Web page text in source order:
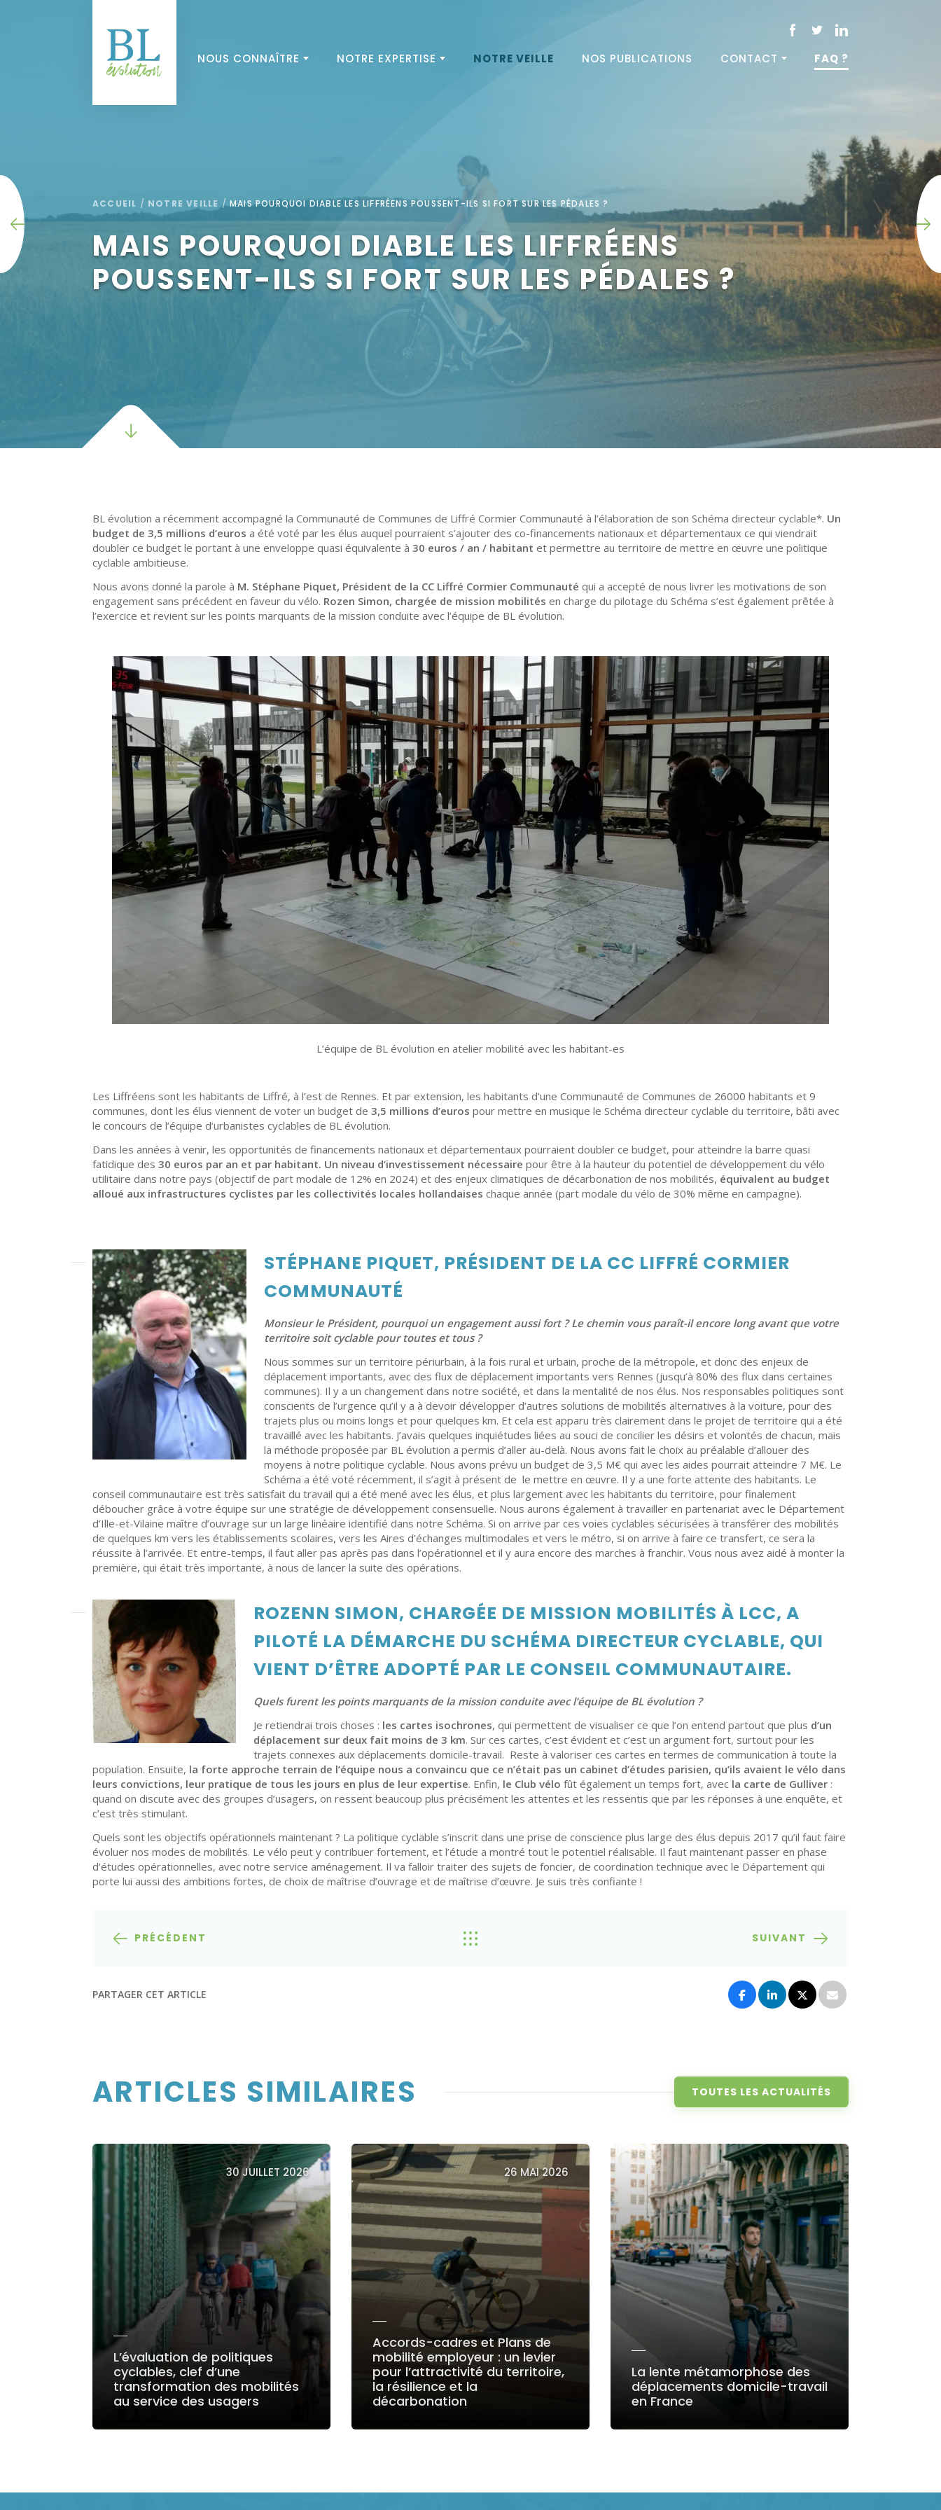
NOUS CONNAÎTRE NOTRE EXPERTISE NOTRE VEILLE NOS PUBLICATIONS CONTACT FAQ ?
ACCUEIL / NOTRE VEILLE /MAIS POURQUOI DIABLE LES LIFFRÉENS POUSSENT-ILS SI FORT SUR LES PÉDALES ?
MAIS POURQUOI DIABLE LES LIFFRÉENS
POUSSENT-ILS SI FORT SUR LES PÉDALES ?
BL évolution a récemment accompagné la Communauté de Communes de Liffré Cormier Communauté à l’élaboration de son Schéma directeur cyclable*. Un
budget de 3,5 millions d’euros a été voté par les élus auquel pourraient s’ajouter des co-financements nationaux et départementaux ce qui viendrait
doubler ce budget le portant à une enveloppe quasi équivalente à 30 euros / an / habitant et permettre au territoire de mettre en œuvre une politique
cyclable ambitieuse.
Nous avons donné la parole à M. Stéphane Piquet, Président de la CC Liffré Cormier Communauté qui a accepté de nous livrer les motivations de son
engagement sans précédent en faveur du vélo. Rozen Simon, chargée de mission mobilités en charge du pilotage du Schéma s’est également prêtée à
l’exercice et revient sur les points marquants de la mission conduite avec l’équipe de BL évolution.
L’équipe de BL évolution en atelier mobilité avec les habitant-es
Les Liffréens sont les habitants de Liffré, à l’est de Rennes. Et par extension, les habitants d’une Communauté de Communes de 26000 habitants et 9
communes, dont les élus viennent de voter un budget de 3,5 millions d’euros pour mettre en musique le Schéma directeur cyclable du territoire, bâti avec
le concours de l’équipe d’urbanistes cyclables de BL évolution.
Dans les années à venir, les opportunités de financements nationaux et départementaux pourraient doubler ce budget, pour atteindre la barre quasi
fatidique des 30 euros par an et par habitant. Un niveau d’investissement nécessaire pour être à la hauteur du potentiel de développement du vélo
utilitaire dans notre pays (objectif de part modale de 12% en 2024) et des enjeux climatiques de décarbonation de nos mobilités, équivalent au budget
alloué aux infrastructures cyclistes par les collectivités locales hollandaises chaque année (part modale du vélo de 30% même en campagne).
STÉPHANE PIQUET, PRÉSIDENT DE LA CC LIFFRÉ CORMIER
COMMUNAUTÉ
Monsieur le Président, pourquoi un engagement aussi fort ? Le chemin vous paraît-il encore long avant que votre
territoire soit cyclable pour toutes et tous ?
Nous sommes sur un territoire périurbain, à la fois rural et urbain, proche de la métropole, et donc des enjeux de
déplacement importants, avec des flux de déplacement importants vers Rennes (jusqu’à 80% des flux dans certaines
communes). Il y a un changement dans notre société, et dans la mentalité de nos élus. Nos responsables politiques sont
conscients de l’urgence qu’il y a à devoir développer d’autres solutions de mobilités alternatives à la voiture, pour des
trajets plus ou moins longs et pour quelques km. Et cela est apparu très clairement dans le projet de territoire qui a été
travaillé avec les habitants. J’avais quelques inquiétudes liées au souci de concilier les désirs et volontés de chacun, mais
la méthode proposée par BL évolution a permis d’aller au-delà. Nous avons fait le choix au préalable d’allouer des
moyens à notre politique cyclable. Nous avons prévu un budget de 3,5 M€ qui avec les aides pourrait atteindre 7 M€. Le
Schéma a été voté récemment, il s’agit à présent de le mettre en œuvre. Il y a une forte attente des habitants. Le
conseil communautaire est très satisfait du travail qui a été mené avec les élus, et plus largement avec les habitants du territoire, pour finalement
déboucher grâce à votre équipe sur une stratégie de développement consensuelle. Nous aurons également à travailler en partenariat avec le Département
d’Ille-et-Vilaine maître d’ouvrage sur un large linéaire identifié dans notre Schéma. Si on arrive par ces voies cyclables sécurisées à transférer des mobilités
de quelques km vers les établissements scolaires, vers les Aires d’échanges multimodales et vers le métro, si on arrive à faire ce transfert, ce sera la
réussite à l’arrivée. Et entre-temps, il faut aller pas après pas dans l’opérationnel et il y aura encore des marches à franchir. Vous nous avez aidé à monter la
première, qui était très importante, à nous de lancer la suite des opérations.
ROZENN SIMON, CHARGÉE DE MISSION MOBILITÉS À LCC, A
PILOTÉ LA DÉMARCHE DU SCHÉMA DIRECTEUR CYCLABLE, QUI
VIENT D’ÊTRE ADOPTÉ PAR LE CONSEIL COMMUNAUTAIRE.
Quels furent les points marquants de la mission conduite avec l’équipe de BL évolution ?
Je retiendrai trois choses : les cartes isochrones, qui permettent de visualiser ce que l’on entend partout que plus d’un
déplacement sur deux fait moins de 3 km. Sur ces cartes, c’est évident et c’est un argument fort, surtout pour les
trajets connexes aux déplacements domicile-travail. Reste à valoriser ces cartes en termes de communication à toute la
population. Ensuite, la forte approche terrain de l’équipe nous a convaincu que ce n’était pas un cabinet d’études parisien, qu’ils avaient le vélo dans
leurs convictions, leur pratique de tous les jours en plus de leur expertise. Enfin, le Club vélo fût également un temps fort, avec la carte de Gulliver :
quand on discute avec des groupes d’usagers, on ressent beaucoup plus précisément les attentes et les ressentis que par les réponses à une enquête, et
c’est très stimulant.
Quels sont les objectifs opérationnels maintenant ? La politique cyclable s’inscrit dans une prise de conscience plus large des élus depuis 2017 qu’il faut faire
évoluer nos modes de mobilités. Le vélo peut y contribuer fortement, et l’étude a montré tout le potentiel réalisable. Il faut maintenant passer en phase
d’études opérationnelles, avec notre service aménagement. Il va falloir traiter des sujets de foncier, de coordination technique avec le Département qui
porte lui aussi des ambitions fortes, de choix de maîtrise d’ouvrage et de maîtrise d’œuvre. Je suis très confiante !
PRÉCÉDENT SUIVANT
PARTAGER CET ARTICLE
ARTICLES SIMILAIRES TOUTES LES ACTUALITÉS
30 JUILLET 2026
L’évaluation de politiques
cyclables, clef d’une
transformation des mobilités
au service des usagers
26 MAI 2026
Accords-cadres et Plans de
mobilité employeur : un levier
pour l’attractivité du territoire,
la résilience et la
décarbonation
La lente métamorphose des
déplacements domicile-travail
en France